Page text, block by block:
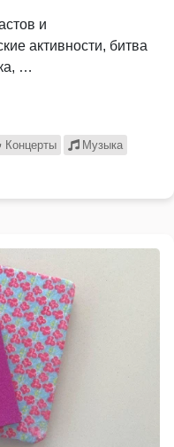
и
активности, битва
…
Концерты
Музыка